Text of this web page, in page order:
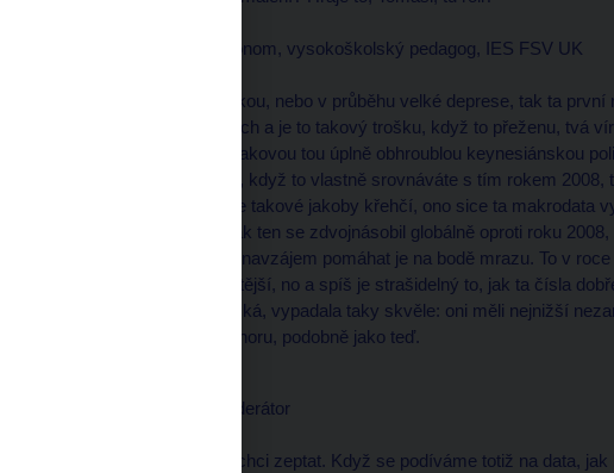
Tomáš SEDLÁČEK, ekonom, vysokoškolský pedagog, IES FSV UK
No hraje. Ještě před velkou, nebo v průběhu velké deprese, tak ta
vlastně všechno v hlavách a je to takový trošku, když to přeženu, tvá
opravdu začalo poprvé takovou tou úplně obhroublou keynesiánskou
stavby. Česká republika, když to vlastně srovnáváte s tím rokem
naopak pocit, že to teď je takové jakoby křehčí, ono sice ta makrodata
úroveň státního dluhu, tak ten se zdvojnásobil globálně oproti roku
tam není. A vůle států si navzájem pomáhat je na bodě mrazu. To v
uvnitř Evropy kamarádštější, no a spíš je strašidelný to, jak ta čísla
ta čísla, zejména americká, vypadala taky skvěle: oni měli nejnižší
růst, akciové trhy šly nahoru, podobně jako teď.
Václav MORAVEC, moderátor
To je to, na co se právě chci zeptat. Když se podíváme totiž na data,